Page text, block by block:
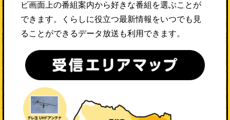
ビ画面上の番組案内から好きな番組を選ぶことが
できます。くらしに役立つ最新情報をいつでも見
ることができるデータ放送も利用できます。